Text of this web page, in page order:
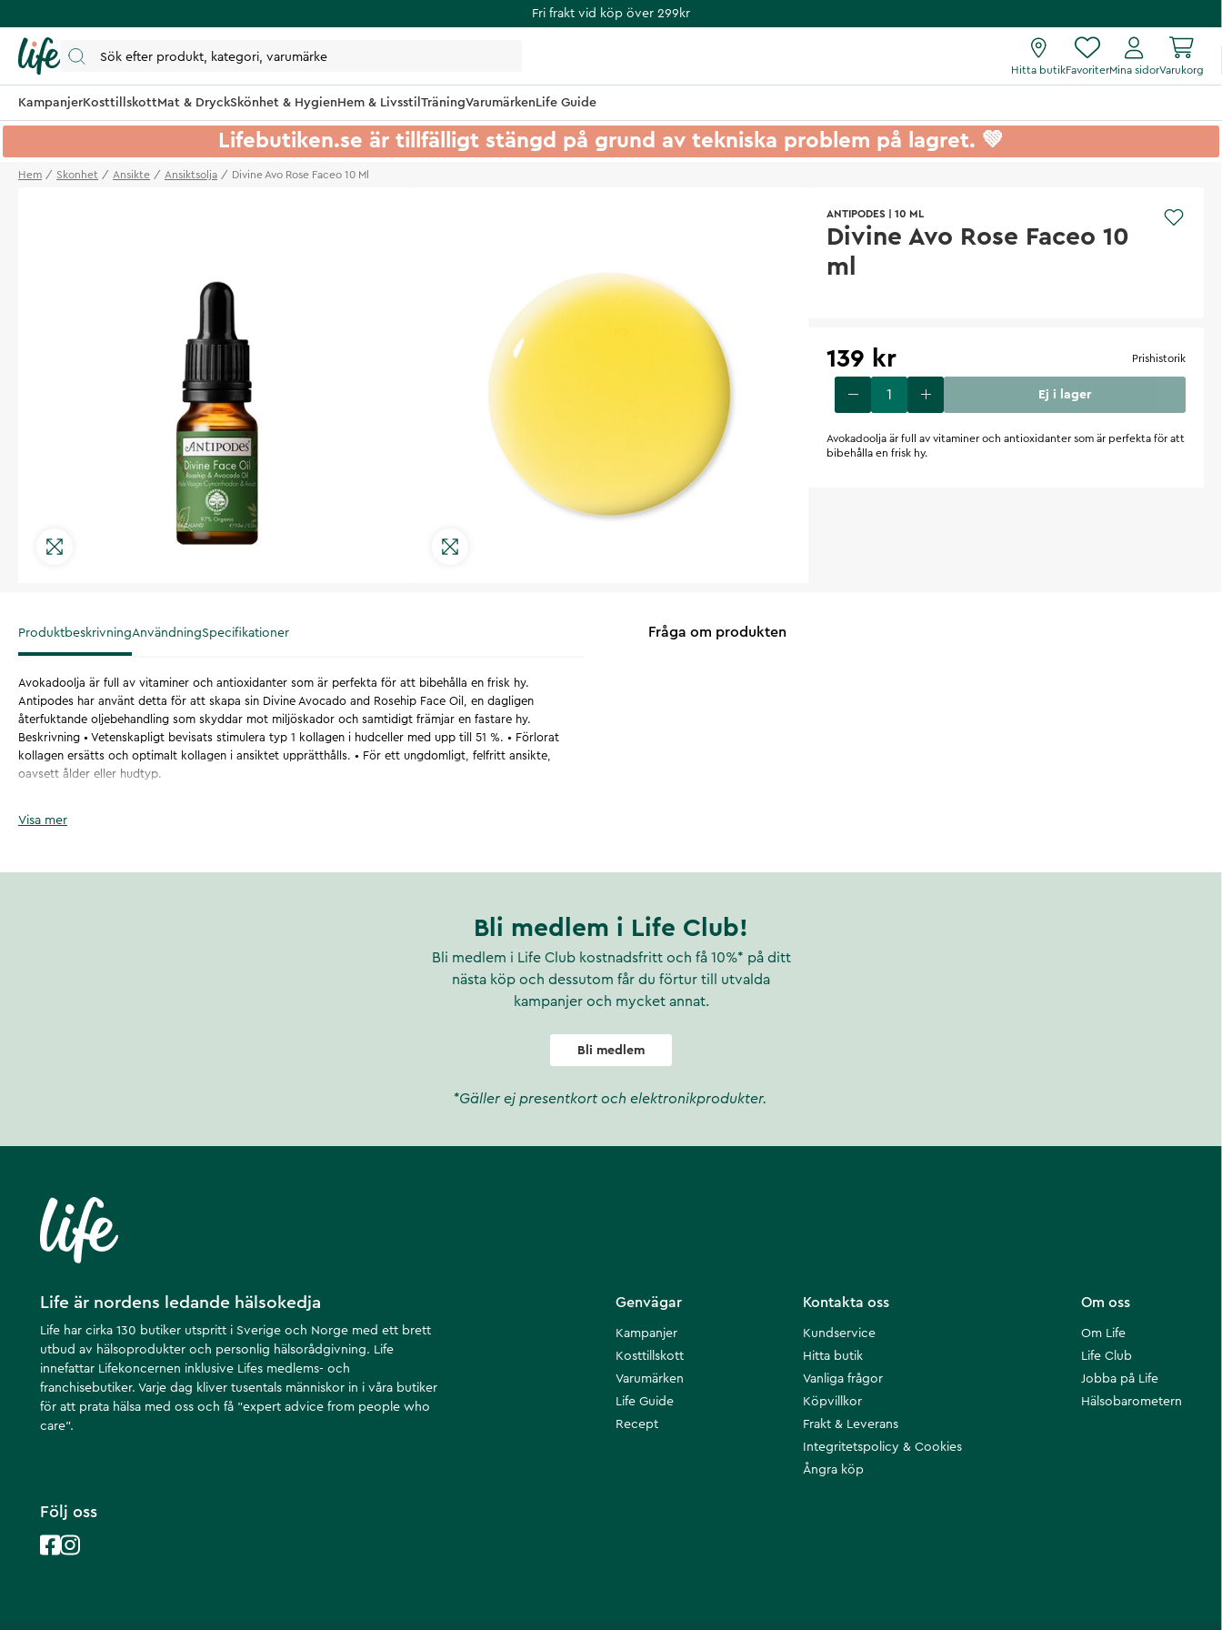
Fri frakt vid köp över 299kr
Hitta butikFavoriterMina sidorVarukorg
KampanjerKosttillskottMat & DryckSkönhet & HygienHem & Livsstil TräningVarumärkenLife Guide
Lifebutiken.se är tillfälligt stängd på grund av tekniska problem på lagret. 💚
Hem Skonhet Ansikte Ansiktsolja Divine Avo Rose Faceo 10 Ml
ANTIPODES 10 ML
Divine Avo Rose Faceo 10
ml
139 kr Prishistorik
Ej i lager
Avokadoolja är full av vitaminer och antioxidanter som är perfekta för att
bibehålla en frisk hy.
ProduktbeskrivningAnvändningSpecifikationer
Avokadoolja är full av vitaminer och antioxidanter som är perfekta för att bibehålla en frisk hy.
Antipodes har använt detta för att skapa sin Divine Avocado and Rosehip Face Oil, en dagligen
återfuktande oljebehandling som skyddar mot miljöskador och samtidigt främjar en fastare hy.
Beskrivning • Vetenskapligt bevisats stimulera typ 1 kollagen i hudceller med upp till 51 %. • Förlorat
kollagen ersätts och optimalt kollagen i ansiktet upprätthålls. • För ett ungdomligt, felfritt ansikte,
oavsett ålder eller hudtyp.
Visa mer
Fråga om produkten
Bli medlem i Life Club!
Bli medlem i Life Club kostnadsfritt och få 10%* på ditt
nästa köp och dessutom får du förtur till utvalda
kampanjer och mycket annat.
Bli medlem
*Gäller ej presentkort och elektronikprodukter.
Life är nordens ledande hälsokedja
Life har cirka 130 butiker utspritt i Sverige och Norge med ett brett
utbud av hälsoprodukter och personlig hälsorådgivning. Life
innefattar Lifekoncernen inklusive Lifes medlems- och
franchisebutiker. Varje dag kliver tusentals människor in i våra butiker
för att prata hälsa med oss och få ”expert advice from people who
care”.
Om oss
Om Life
Life Club
Jobba på Life
Hälsobarometern
Kontakta oss
Kundservice
Hitta butik
Vanliga frågor
Köpvillkor
Frakt & Leverans
Integritetspolicy & Cookies
Ångra köp
Genvägar
Kampanjer
Kosttillskott
Varumärken
Life Guide
Recept
Följ oss